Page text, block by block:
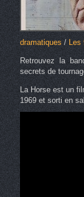
dramatiques/Les
Retrouvez la
secrets de
La Horse est un
1969 et sorti en